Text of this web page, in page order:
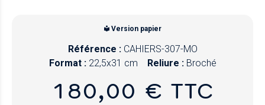
Version papier
Référence : CAHIERS-307-MO
Format : 22,5x31 cm Reliure : Broché
180,00 € TTC